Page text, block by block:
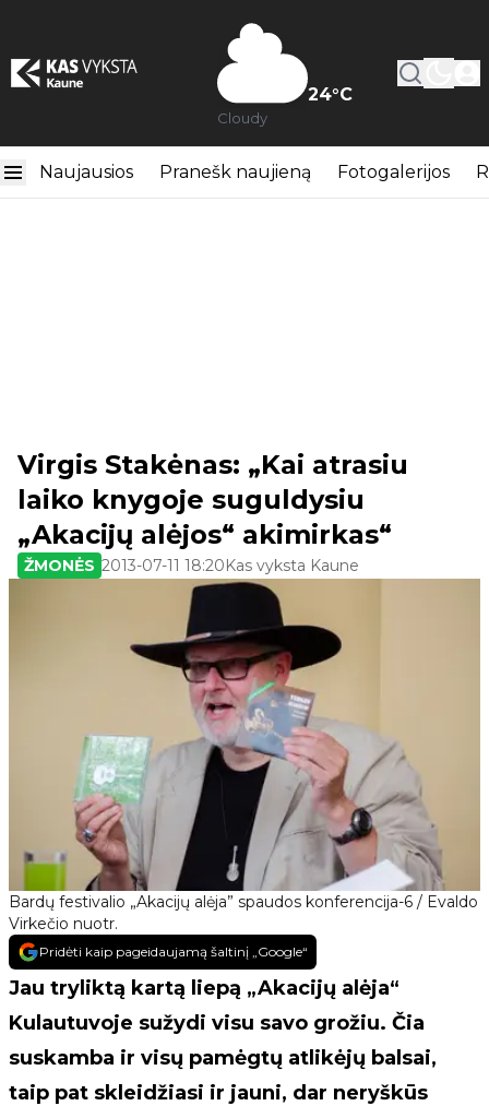
24°C
Cloudy
Naujausios Pranešk naujieną Fotogalerijos
Bardų festivalio „Akacijų alėja” spaudos konferencija-6 / Evaldo
Virkečio nuotr.
Virgis Stakėnas: „Kai atrasiu
laiko knygoje suguldysiu
„Akacijų alėjos“ akimirkas“
ŽMONĖS 2013-07-11 18:20Kas vyksta Kaune
Pridėti kaip pageidaujamą šaltinį „Google“
Jau tryliktą kartą liepą „Akacijų alėja“
Kulautuvoje sužydi visu savo grožiu. Čia
suskamba ir visų pamėgtų atlikėjų balsai,
taip pat skleidžiasi ir jauni, dar neryškūs